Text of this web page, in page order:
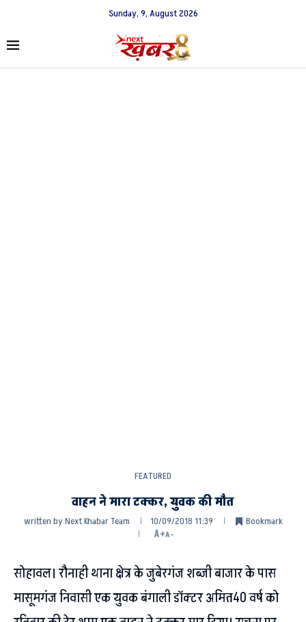
Sunday, 9, August 2026
FEATURED
वाहन ने मारा टक्कर, युवक की मौत
written byNext Khabar Team 10/09/2018 11:39
Bookmark
A+A-
सोहावल। रौनाही थाना क्षेत्र के जुबेरगंज शब्जी बाजार के पास
मासूमगंज निवासी एक युवक बंगाली डॉक्टर अमित40 वर्ष को